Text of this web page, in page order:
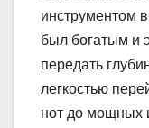
инструментом
был богатым и
передать
легкостью
нот до мощных